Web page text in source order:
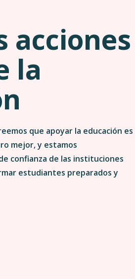
acciones
la
que apoyar la educación es
mejor, y estamos
confianza de las instituciones
estudiantes preparados y